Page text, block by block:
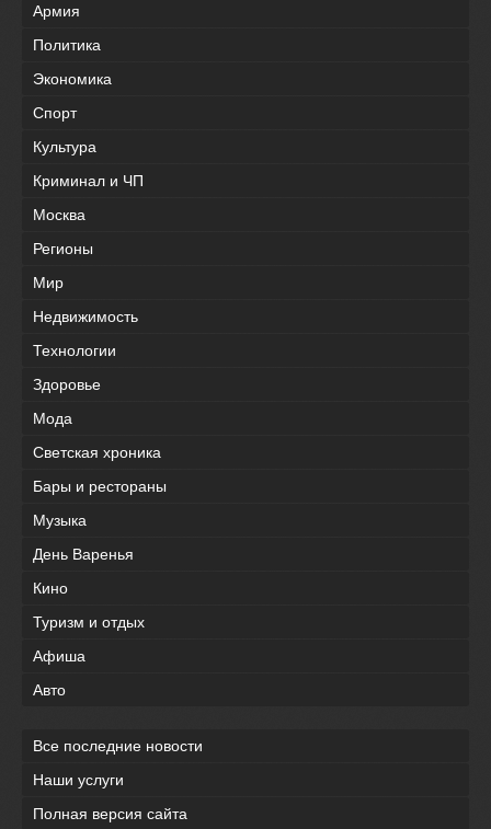
Армия
Политика
Экономика
Спорт
Культура
Криминал и ЧП
Москва
Регионы
Мир
Недвижимость
Технологии
Здоровье
Мода
Светская хроника
Бары и рестораны
Музыка
День Варенья
Кино
Туризм и отдых
Афиша
Авто
Все последние новости
Наши услуги
Полная версия сайта